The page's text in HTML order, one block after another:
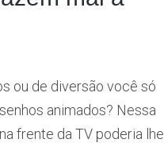
ou de diversão você só
animados? Nessa
frente da TV poderia lhe